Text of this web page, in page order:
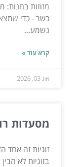
מזוזות בחנות:
כשר - כדי
נשמע...
קרא עוד »
אוג 03, 2026
מסעדות
זוגיות זה אחד
בזוגיות לא